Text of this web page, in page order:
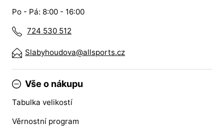
Po - Pá: 8:00 - 16:00
724 530 512
Slabyhoudova@allsports.cz
Vše o nákupu
Tabulka velikostí
Věrnostní program